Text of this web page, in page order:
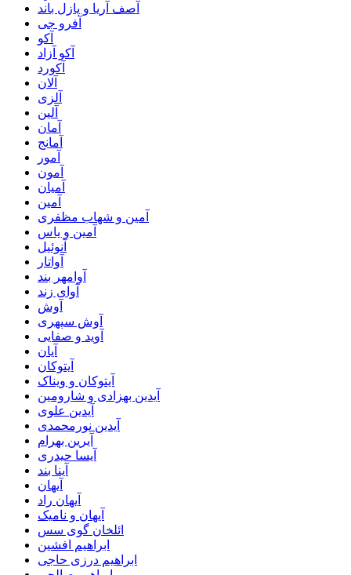
آصف آریا و پازل باند
آفرو جی
آکو
آکو آزاد
آکورد
آلان
آلزی
آلین
آمان
آمانج
آمور
آمون
آمیان
آمین
آمین و شهاب مظفری
آمین و یاس
آنوئیل
آواتار
آوامهر بند
آوای زند
آوش
آوش سپهری
آوید و صفایی
آیان
آیتوکان
آیتوکان و ویناک
آیدین بهزادی و شارومین
آیدین علوی
آیدین نورمحمدی
آیرین بهرام
آیسا حیدری
آینا بند
آیهان
آیهان راد
آیهان و نامیک
ائلخان گوی سس
ابراهیم افشین
ابراهیم درزی حاجی